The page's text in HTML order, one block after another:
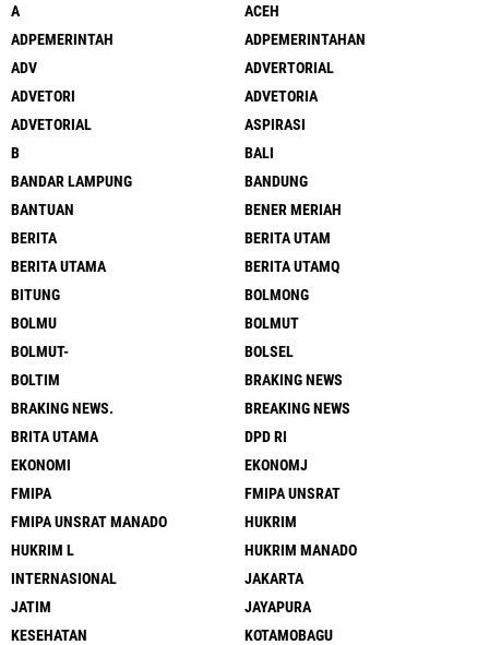
A
ACEH
ADPEMERINTAH
ADPEMERINTAHAN
ADV
ADVERTORIAL
ADVETORI
ADVETORIA
ADVETORIAL
ASPIRASI
B
BALI
BANDAR LAMPUNG
BANDUNG
BANTUAN
BENER MERIAH
BERITA
BERITA UTAM
BERITA UTAMA
BERITA UTAMQ
BITUNG
BOLMONG
BOLMU
BOLMUT
BOLMUT-
BOLSEL
BOLTIM
BRAKING NEWS
BRAKING NEWS.
BREAKING NEWS
BRITA UTAMA
DPD RI
EKONOMI
EKONOMJ
FMIPA
FMIPA UNSRAT
FMIPA UNSRAT MANADO
HUKRIM
HUKRIM L
HUKRIM MANADO
INTERNASIONAL
JAKARTA
JATIM
JAYAPURA
KESEHATAN
KOTAMOBAGU